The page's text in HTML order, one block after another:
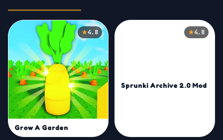
4.8
Grow A Garden
4.8
Sprunki Archive 2.0 Mod